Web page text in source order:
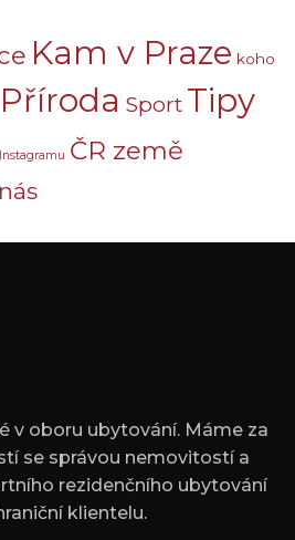
Kam v Praze koho
Příroda Sport Tipy
ČR země
v oboru ubytování. Máme za
se správou nemovitostí a
rezidenčního ubytování
klientelu.